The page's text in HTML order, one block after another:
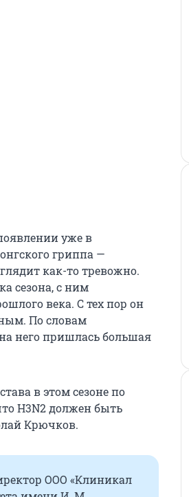
уже в
гриппа —
как-то тревожно.
сезона, с ним
века. С тех пор он
По словам
него пришлась большая
в этом сезоне по
H3N2 должен быть
Крючков.
ООО «Клиникал